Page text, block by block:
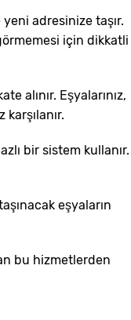
adresinize taşır.
için dikkatli
alınır. Eşyalarınız,
bir sistem kullanır.
eşyaların
bu hizmetlerden